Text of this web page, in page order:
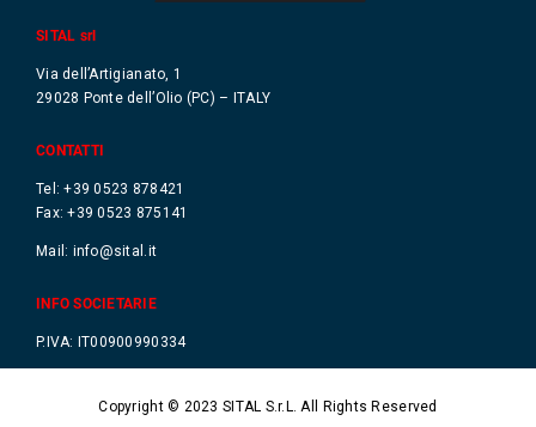
SITAL srl
Via dell’Artigianato, 1
29028 Ponte dell’Olio (PC) – ITALY
CONTATTI
Tel: +39 0523 878421
Fax: +39 0523 875141
Mail: info@sital.it
INFO SOCIETARIE
P.IVA: IT00900990334
Copyright © 2023 SITAL S.r.L. All Rights Reserved